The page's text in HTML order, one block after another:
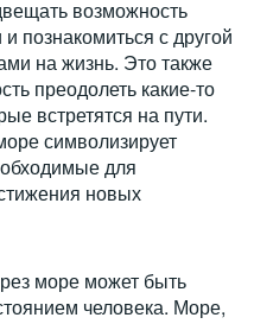
возможность
познакомиться с другой
на жизнь. Это также
преодолеть какие-то
встретятся на пути.
символизирует
для
новых
море может быть
человека. Море,